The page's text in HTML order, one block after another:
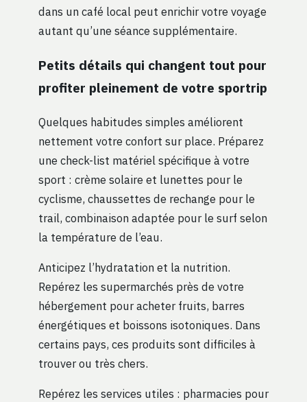
dans un café local peut enrichir votre voyage
autant qu’une séance supplémentaire.
Petits détails qui changent tout pour
profiter pleinement de votre sportrip
Quelques habitudes simples améliorent
nettement votre confort sur place. Préparez
une check-list matériel spécifique à votre
sport : crème solaire et lunettes pour le
cyclisme, chaussettes de rechange pour le
trail, combinaison adaptée pour le surf selon
la température de l’eau.
Anticipez l’hydratation et la nutrition.
Repérez les supermarchés près de votre
hébergement pour acheter fruits, barres
énergétiques et boissons isotoniques. Dans
certains pays, ces produits sont difficiles à
trouver ou très chers.
Repérez les services utiles : pharmacies pour